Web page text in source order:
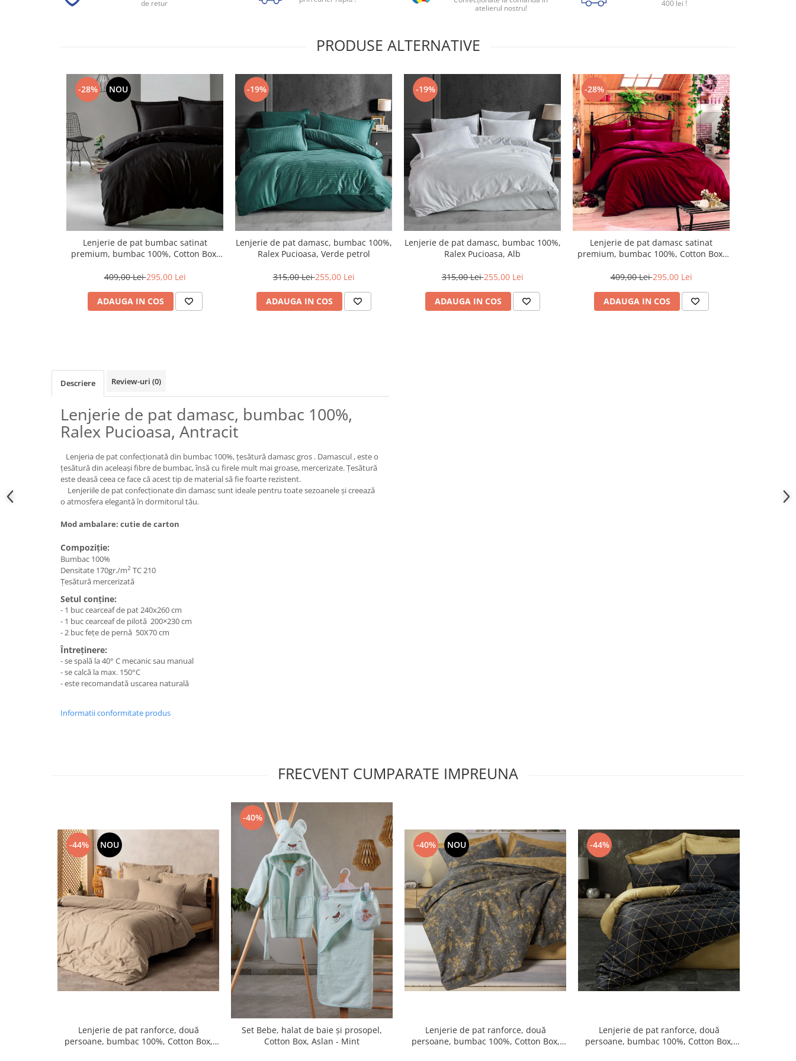
de retur
atelierul nostru!
400 lei !
PRODUSE ALTERNATIVE
-28% NOU
Lenjerie de pat bumbac satinat
premium, bumbac 100%, Cotton Box,
409,00 Lei295,00 Lei
ADAUGA IN COS
-19%
Lenjerie de pat damasc, bumbac 100%,
Ralex Pucioasa, Verde petrol
315,00 Lei255,00 Lei
ADAUGA IN COS
-19%
Lenjerie de pat damasc, bumbac 100%,
Ralex Pucioasa, Alb
315,00 Lei255,00 Lei
ADAUGA IN COS
-28%
Lenjerie de pat damasc satinat
premium, bumbac 100%, Cotton Box,
409,00 Lei295,00 Lei
ADAUGA IN COS
Descriere Review-uri (0)
Lenjerie de pat damasc, bumbac 100%,
Ralex Pucioasa, Antracit
Lenjeria de pat confecționată din bumbac 100%, țesătură damasc gros . Damascul , este o
țesătură din aceleași fibre de bumbac, însă cu firele mult mai groase, mercerizate. Țesătură
este deasă ceea ce face că acest tip de material să fie foarte rezistent.
Lenjeriile de pat confecționate din damasc sunt ideale pentru toate sezoanele și creează
o atmosfera elegantă în dormitorul tău.
Mod ambalare: cutie de carton
Compoziție:
Bumbac 100%
Densitate 170gr./m2 TC 210
Țesătură mercerizată
Setul conține:
- 1 buc cearceaf de pat 240x260 cm
- 1 buc cearceaf de pilotă 200×230 cm
- 2 buc fețe de pernă 50X70 cm
Întreținere:
- se spală la 40° C mecanic sau manual
- se calcă la max. 150°C
- este recomandată uscarea naturală
Informatii conformitate produs
FRECVENT CUMPARATE IMPREUNA
-44% NOU
Lenjerie de pat ranforce, două
persoane, bumbac 100%, Cotton Box,
-40%
Set Bebe, halat de baie și prosopel,
Cotton Box, Aslan - Mint
-40% NOU
Lenjerie de pat ranforce, două
persoane, bumbac 100%, Cotton Box,
-44%
Lenjerie de pat ranforce, două
persoane, bumbac 100%, Cotton Box,